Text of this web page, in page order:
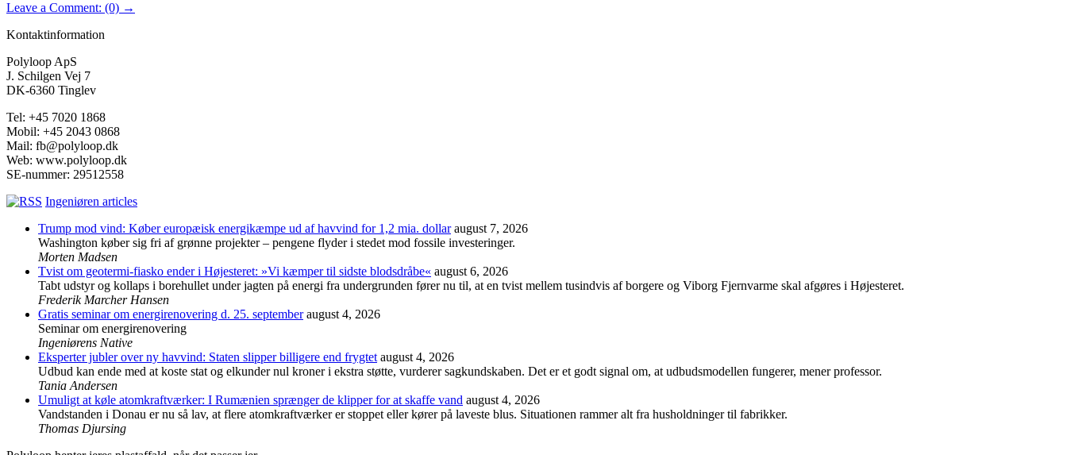
Leave a Comment: (0) →
Kontaktinformation
Polyloop ApS
J. Schilgen Vej 7
DK-6360 Tinglev
Tel: +45 7020 1868
Mobil: +45 2043 0868
Mail: fb@polyloop.dk
Web: www.polyloop.dk
SE-nummer: 29512558
Ingeniøren articles
Trump mod vind: Køber europæisk energikæmpe ud af havvind for 1,2 mia. dollar august 7, 2026
Washington køber sig fri af grønne projekter – pengene flyder i stedet mod fossile investeringer.
Morten Madsen
Tvist om geotermi-fiasko ender i Højesteret: »Vi kæmper til sidste blodsdråbe« august 6, 2026
Tabt udstyr og kollaps i borehullet under jagten på energi fra undergrunden fører nu til, at en tvist mellem tusindvis af borgere og Viborg Fjernvarme skal afgøres i Højesteret.
Frederik Marcher Hansen
Gratis seminar om energirenovering d. 25. september august 4, 2026
Seminar om energirenovering
Ingeniørens Native
Eksperter jubler over ny havvind: Staten slipper billigere end frygtet august 4, 2026
Udbud kan ende med at koste stat og elkunder nul kroner i ekstra støtte, vurderer sagkundskaben. Det er et godt signal om, at udbudsmodellen fungerer, mener professor.
Tania Andersen
Umuligt at køle atomkraftværker: I Rumænien sprænger de klipper for at skaffe vand august 4, 2026
Vandstanden i Donau er nu så lav, at flere atomkraftværker er stoppet eller kører på laveste blus. Situationen rammer alt fra husholdninger til fabrikker.
Thomas Djursing